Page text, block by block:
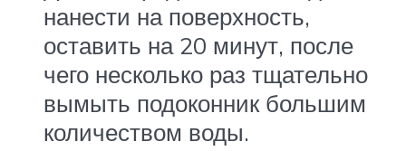
нанести на поверхность,
оставить на 20 минут, после
чего несколько раз тщательно
вымыть подоконник большим
количеством воды.